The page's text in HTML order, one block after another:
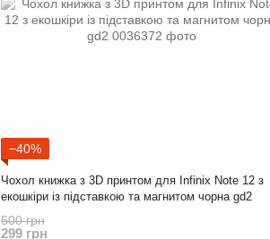
−40%
Чохол книжка з 3D принтом для Infinix Note 12 з
екошкіри із підставкою та магнитом чорна gd2
500 грн
299 грн